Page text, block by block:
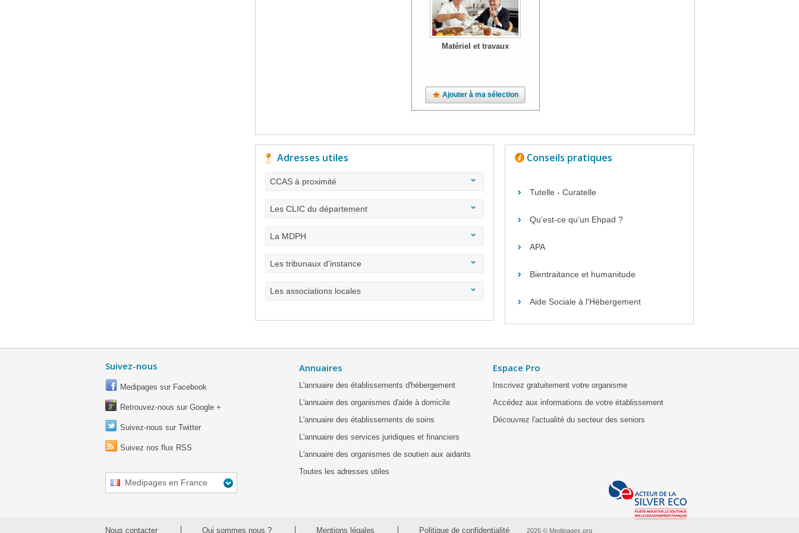
Matériel et travaux
Ajouter à ma sélection
Adresses utiles
CCAS à proximité
Les CLIC du département
La MDPH
Les tribunaux d'instance
Les associations locales
Conseils pratiques
Tutelle - Curatelle
Qu’est-ce qu’un Ehpad ?
APA
Bientraitance et humanitude
Aide Sociale à l'Hébergement
Suivez-nous
Medipages sur Facebook
Retrouvez-nous sur Google +
Suivez-nous sur Twitter
Suivez nos flux RSS
Medipages en France
Annuaires
L'annuaire des établissements d'hébergement
L'annuaire des organismes d'aide à domicile
L'annuaire des établissements de soins
L'annuaire des services juridiques et financiers
L'annuaire des organismes de soutien aux aidants
Toutes les adresses utiles
Espace Pro
Inscrivez gratuitement votre organisme
Accédez aux informations de votre établissement
Découvrez l'actualité du secteur des seniors
Nous contacter Qui sommes nous ? Mentions légales Politique de confidentialité 2026 © Medipages.org